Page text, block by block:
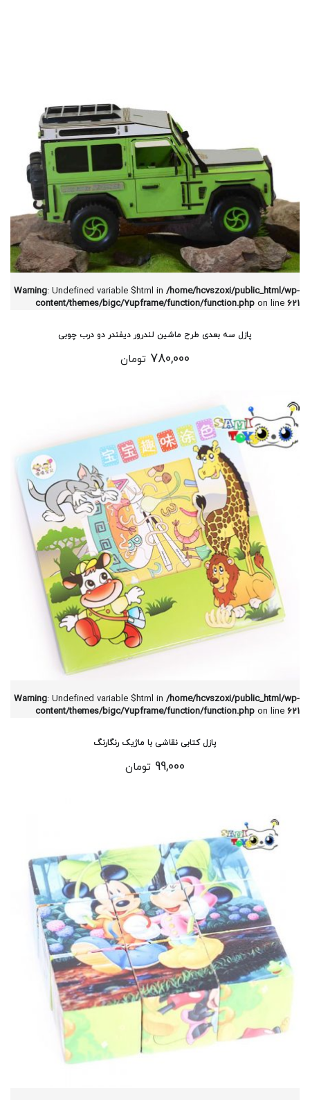
Warning: Undefined variable $html in /home/hcvszoxi/public_html/wp-
content/themes/bigc/7upframe/function/function.php on line 621
پازل سه بعدی طرح ماشین لندرور دیفندر دو درب چوبی
780,000 تومان
Warning: Undefined variable $html in /home/hcvszoxi/public_html/wp-
content/themes/bigc/7upframe/function/function.php on line 621
پازل کتابی نقاشی با ماژیک رنگارنگ
99,000 تومان